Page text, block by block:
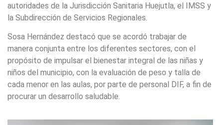
autoridades de la Jurisdicción Sanitaria Huejutla, el IMSS y
la Subdirección de Servicios Regionales.
Sosa Hernández destacó que se acordó trabajar de
manera conjunta entre los diferentes sectores, con el
propósito de impulsar el bienestar integral de las niñas y
niños del municipio, con la evaluación de peso y talla de
cada menor en las aulas, por parte de personal DIF, a fin de
procurar un desarrollo saludable.